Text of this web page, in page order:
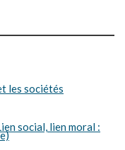
les sociétés
social, lien moral :